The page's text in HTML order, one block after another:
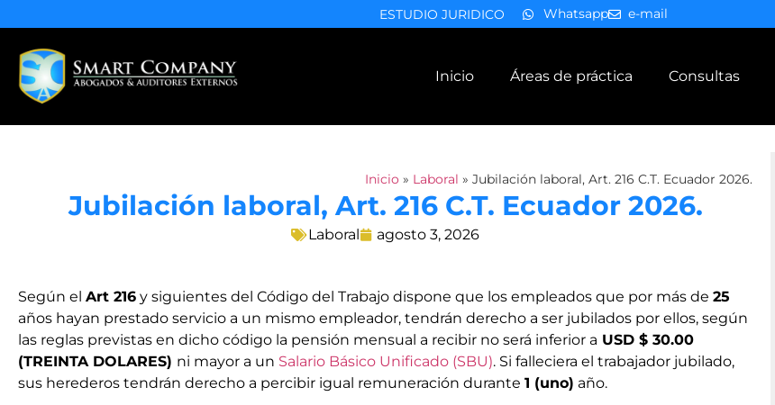
ESTUDIO JURIDICO Whatsapp e-mail
Inicio Áreas de práctica Consultas
Inicio » Laboral » Jubilación laboral, Art. 216 C.T. Ecuador 2026.
Jubilación laboral, Art. 216 C.T. Ecuador 2026.
Laboral agosto 3, 2026
Según el Art 216 y siguientes del Código del Trabajo dispone que los empleados que por más de 25
años hayan prestado servicio a un mismo empleador, tendrán derecho a ser jubilados por ellos, según
las reglas previstas en dicho código la pensión mensual a recibir no será inferior a USD $ 30.00
(TREINTA DOLARES) ni mayor a un Salario Básico Unificado (SBU). Si falleciera el trabajador jubilado,
sus herederos tendrán derecho a percibir igual remuneración durante 1 (uno) año.